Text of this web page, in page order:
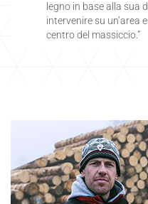
legno in base alla sua
intervenire su un’area
centro del massiccio.”